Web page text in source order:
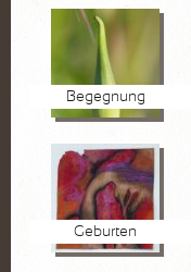
Begegnung
Geburten